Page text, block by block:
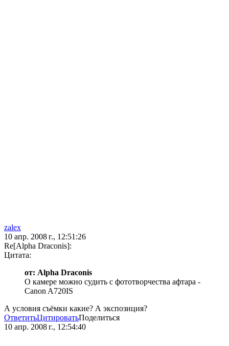
zalex
10 апр. 2008 г., 12:51:26
Re[Alpha Draconis]:
Цитата:
от: Alpha Draconis
О камере можно судить с фототворчества афтара -
Canon A720IS
А условия съёмки какие? А экспозиция?
ОтветитьЦитироватьПоделиться
10 апр. 2008 г., 12:54:40